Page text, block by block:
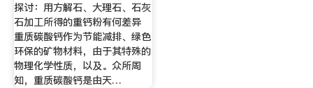
探讨：用方解石、大理石、石灰
石加工所得的重钙粉有何差异
重质碳酸钙作为节能减排、绿色
环保的矿物材料，由于其特殊的
物理化学性质，以及。众所周
知，重质碳酸钙是由天…